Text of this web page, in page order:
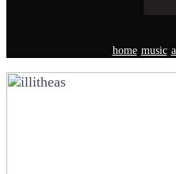
home music